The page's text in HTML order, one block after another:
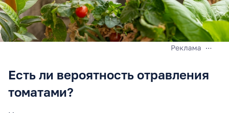
Есть ли вероятность отравления
томатами?